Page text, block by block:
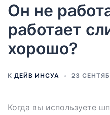
Он не
работает
хорошо?
К ДЕЙВ ИНСУА 23
Когда вы используете